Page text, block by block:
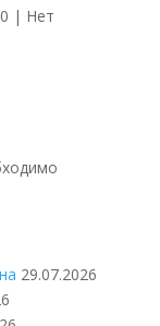
| Нет
29.07.2026